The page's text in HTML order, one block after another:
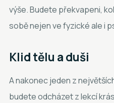
výše. Budete překvapeni,
sobě nejen ve fyzické ale i
Klid tělu a duši
A nakonec jeden z
budete odcházet z lekcí